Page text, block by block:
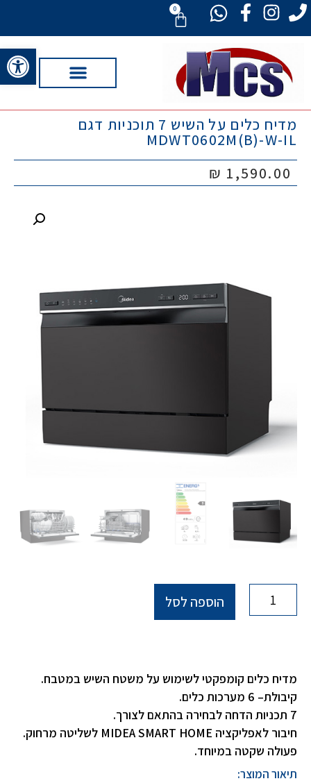
פתח
0
מדיח כלים על השיש 7 תוכניות דגם
MDWT0602M(B)-W-IL
1,590.00
₪
הוספה לסל
מדיח כלים קומפקטי לשימוש על משטח השיש במטבח.
קיבולת– 6 מערכות כלים.
7 תכניות הדחה לבחירה בהתאם לצורך.
חיבור לאפליקציה MIDEA SMART HOME לשליטה מרחוק.
פעולה שקטה במיוחד.
תיאור המוצר: